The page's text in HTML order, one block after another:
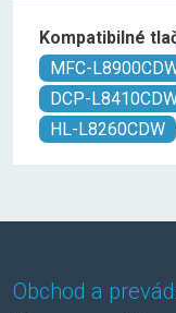
Kompatibilné
MFC-
DCP-
HL-L8260CDW
Obchod a